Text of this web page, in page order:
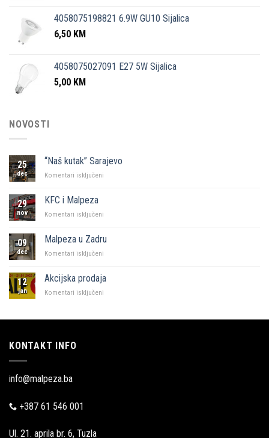
4058075198821 6.9W GU10 Sijalica
6,50 KM
4058075027091 E27 5W Sijalica
5,00 KM
NOVOSTI
25
dec
“Naš kutak” Sarajevo
Komentari isključeni
29
nov
KFC i Malpeza
Komentari isključeni
Malpeza
09
dec
Malpeza u Zadru
Komentari isključeni
Zadru
12
jan
Akcijska prodaja
Komentari isključeni
KONTAKT INFO
info@malpeza.ba
+387 61 546 001
Ul. 21. aprila br. 6, Tuzla